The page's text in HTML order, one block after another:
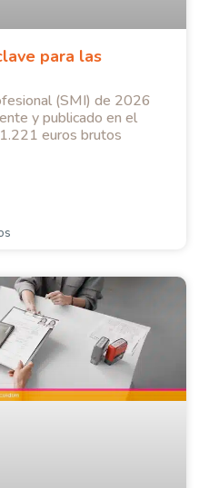
para las
(SMI) de 2026
y publicado en el
euros brutos